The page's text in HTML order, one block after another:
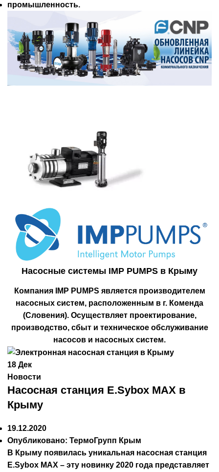
промышленность.
Насосные системы IMP PUMPS в Крыму
Компания IMP PUMPS является производителем
насосных систем, расположенным в г. Коменда
(Словения). Осуществляет проектирование,
производство, сбыт и техническое обслуживание
насосов и насосных систем.
18 Дек
Новости
Насосная станция E.Sybox MAX в
Крыму
19.12.2020
Опубликовано: ТермоГрупп Крым
В Крыму появилась уникальная насосная станция
E.Sybox MAX – эту новинку 2020 года представляет